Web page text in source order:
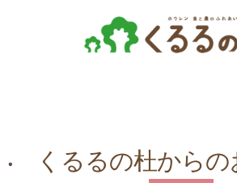
くるるの杜から